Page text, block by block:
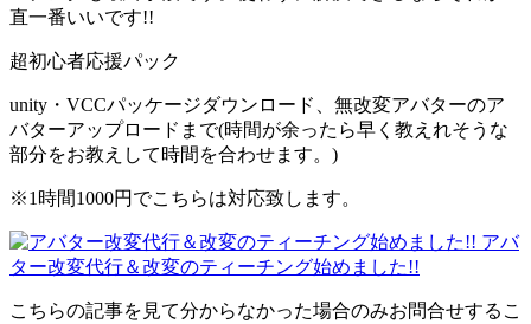
直一番いいです!!
超初心者応援パック
unity・VCCパッケージダウンロード、無改変アバターのア
バターアップロードまで(時間が余ったら早く教えれそうな
部分をお教えして時間を合わせます。)
※1時間1000円でこちらは対応致します。
アバ
ター改変代行＆改変のティーチング始めました!!
こちらの記事を見て分からなかった場合のみお問合せするこ